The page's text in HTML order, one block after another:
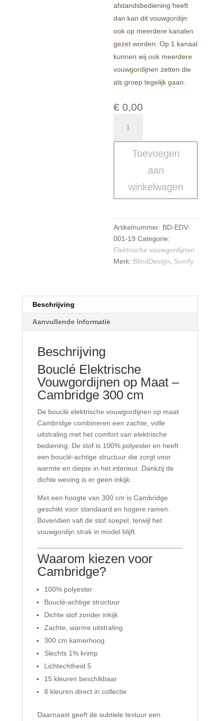
afstandsbediening heeft
dan kan dit vouwgordijn
ook op meerdere kanalen
gezet worden. Op 1 kanaal
kunnen wij ook meerdere
vouwgordijnen zetten die
als groep tegelijk gaan.
€ 0,00
Elektrische
Vouwgordijnen
Cambridge
aantal
Toevoegen
aan
winkelwagen
Artikelnummer: BD-EDV-
001-19 Categorie:
Elektrische vouwgordijnen
Merk: BlindDesign Somfy
Beschrijving
Aanvullende informatie
Beschrijving
Bouclé Elektrische
Vouwgordijnen op Maat –
Cambridge 300 cm
De bouclé elektrische vouwgordijnen op maat
Cambridge combineren een zachte, volle
uitstraling met het comfort van elektrische
bediening. De stof is 100% polyester en heeft
een bouclé-achtige structuur die zorgt voor
warmte en diepte in het interieur. Dankzij de
dichte weving is er geen inkijk.
Met een hoogte van 300 cm is Cambridge
geschikt voor standaard en hogere ramen.
Bovendien valt de stof soepel, terwijl het
vouwgordijn strak in model blijft.
Waarom kiezen voor
Cambridge?
100% polyester
Bouclé-achtige structuur
Dichte stof zonder inkijk
Zachte, warme uitstraling
300 cm kamerhoog
Slechts 1% krimp
Lichtechtheid 5
15 kleuren beschikbaar
8 kleuren direct in collectie
Daarnaast geeft de subtiele textuur een